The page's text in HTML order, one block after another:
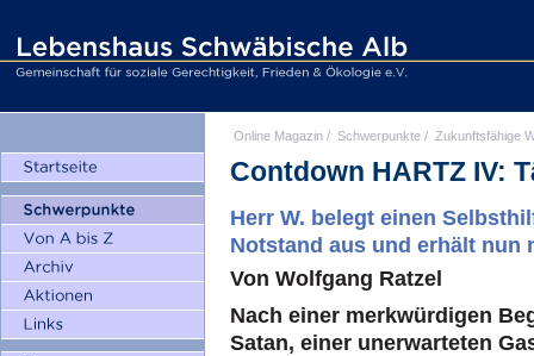
Online Magazin / Schwerpunkte / Zukunftsfähige
Contdown HARTZ IV:
Herr W. belegt einen
Notstand aus und erhält nun
Von Wolfgang Ratzel
Nach einer merkwürdigen
Satan, einer unerwarteten